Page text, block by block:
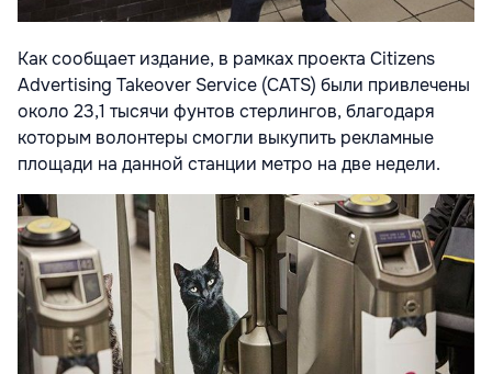
Как сообщает издание, в рамках проекта Citizens
Advertising Takeover Service (CATS) были привлечены
около 23,1 тысячи фунтов стерлингов, благодаря
которым волонтеры смогли выкупить рекламные
площади на данной станции метро на две недели.